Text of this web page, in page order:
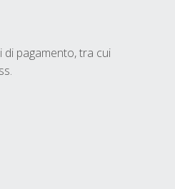
pagamento, tra cui